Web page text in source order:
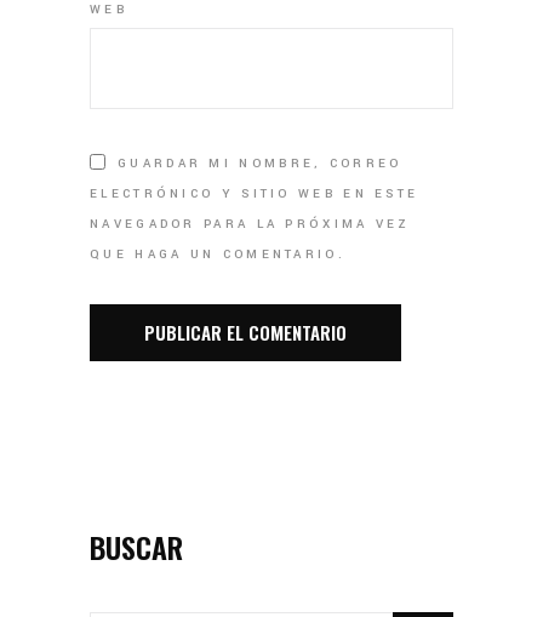
WEB
GUARDAR MI NOMBRE, CORREO
ELECTRÓNICO Y SITIO WEB EN ESTE
NAVEGADOR PARA LA PRÓXIMA VEZ
QUE HAGA UN COMENTARIO.
BUSCAR